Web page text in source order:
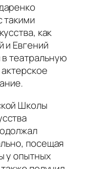
такими
как
и Евгений
театральную
Школы
посещая
у опытных